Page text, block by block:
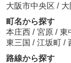
大阪市中央区 /
町名から探す
本庄西 / 宮原 / 東
東三国 / 江坂町 /
路線から探す